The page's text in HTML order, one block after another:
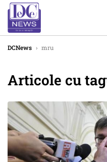
DCNews › mru
Articole cu